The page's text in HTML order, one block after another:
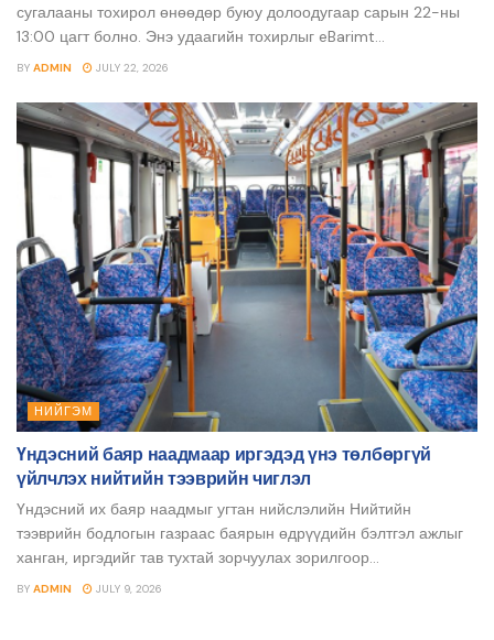
сугалааны тохирол өнөөдөр буюу долоодугаар сарын 22-ны
13:00 цагт болно. Энэ удаагийн тохирлыг eBarimt...
BY ADMIN JULY 22, 2026
НИЙГЭМ
Үндэсний баяр наадмаар иргэдэд үнэ төлбөргүй
үйлчлэх нийтийн тээврийн чиглэл
Үндэсний их баяр наадмыг угтан нийслэлийн Нийтийн
тээврийн бодлогын газраас баярын өдрүүдийн бэлтгэл ажлыг
ханган, иргэдийг тав тухтай зорчуулах зорилгоор...
BY ADMIN JULY 9, 2026